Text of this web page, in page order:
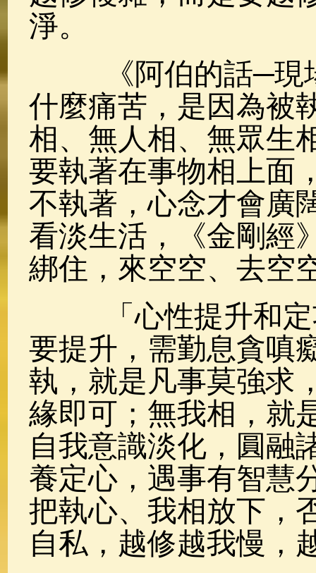
淨。
《阿伯的話─現
什麼痛苦，是因為被
相、無人相、無眾生
要執著在事物相上面
不執著，心念才會廣
看淡生活，《金剛經
綁住，來空空、去空
「心性提升和定
要提升，需勤息貪嗔
執，就是凡事莫強求
緣即可；無我相，就
自我意識淡化，圓融
養定心，遇事有智慧
把執心、我相放下，
自私，越修越我慢，